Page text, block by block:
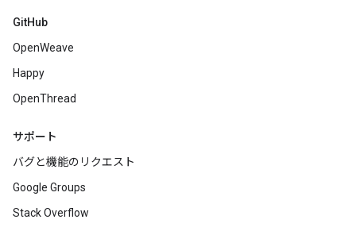
GitHub
OpenWeave
Happy
OpenThread
サポート
バグと機能のリクエスト
Google Groups
Stack Overflow